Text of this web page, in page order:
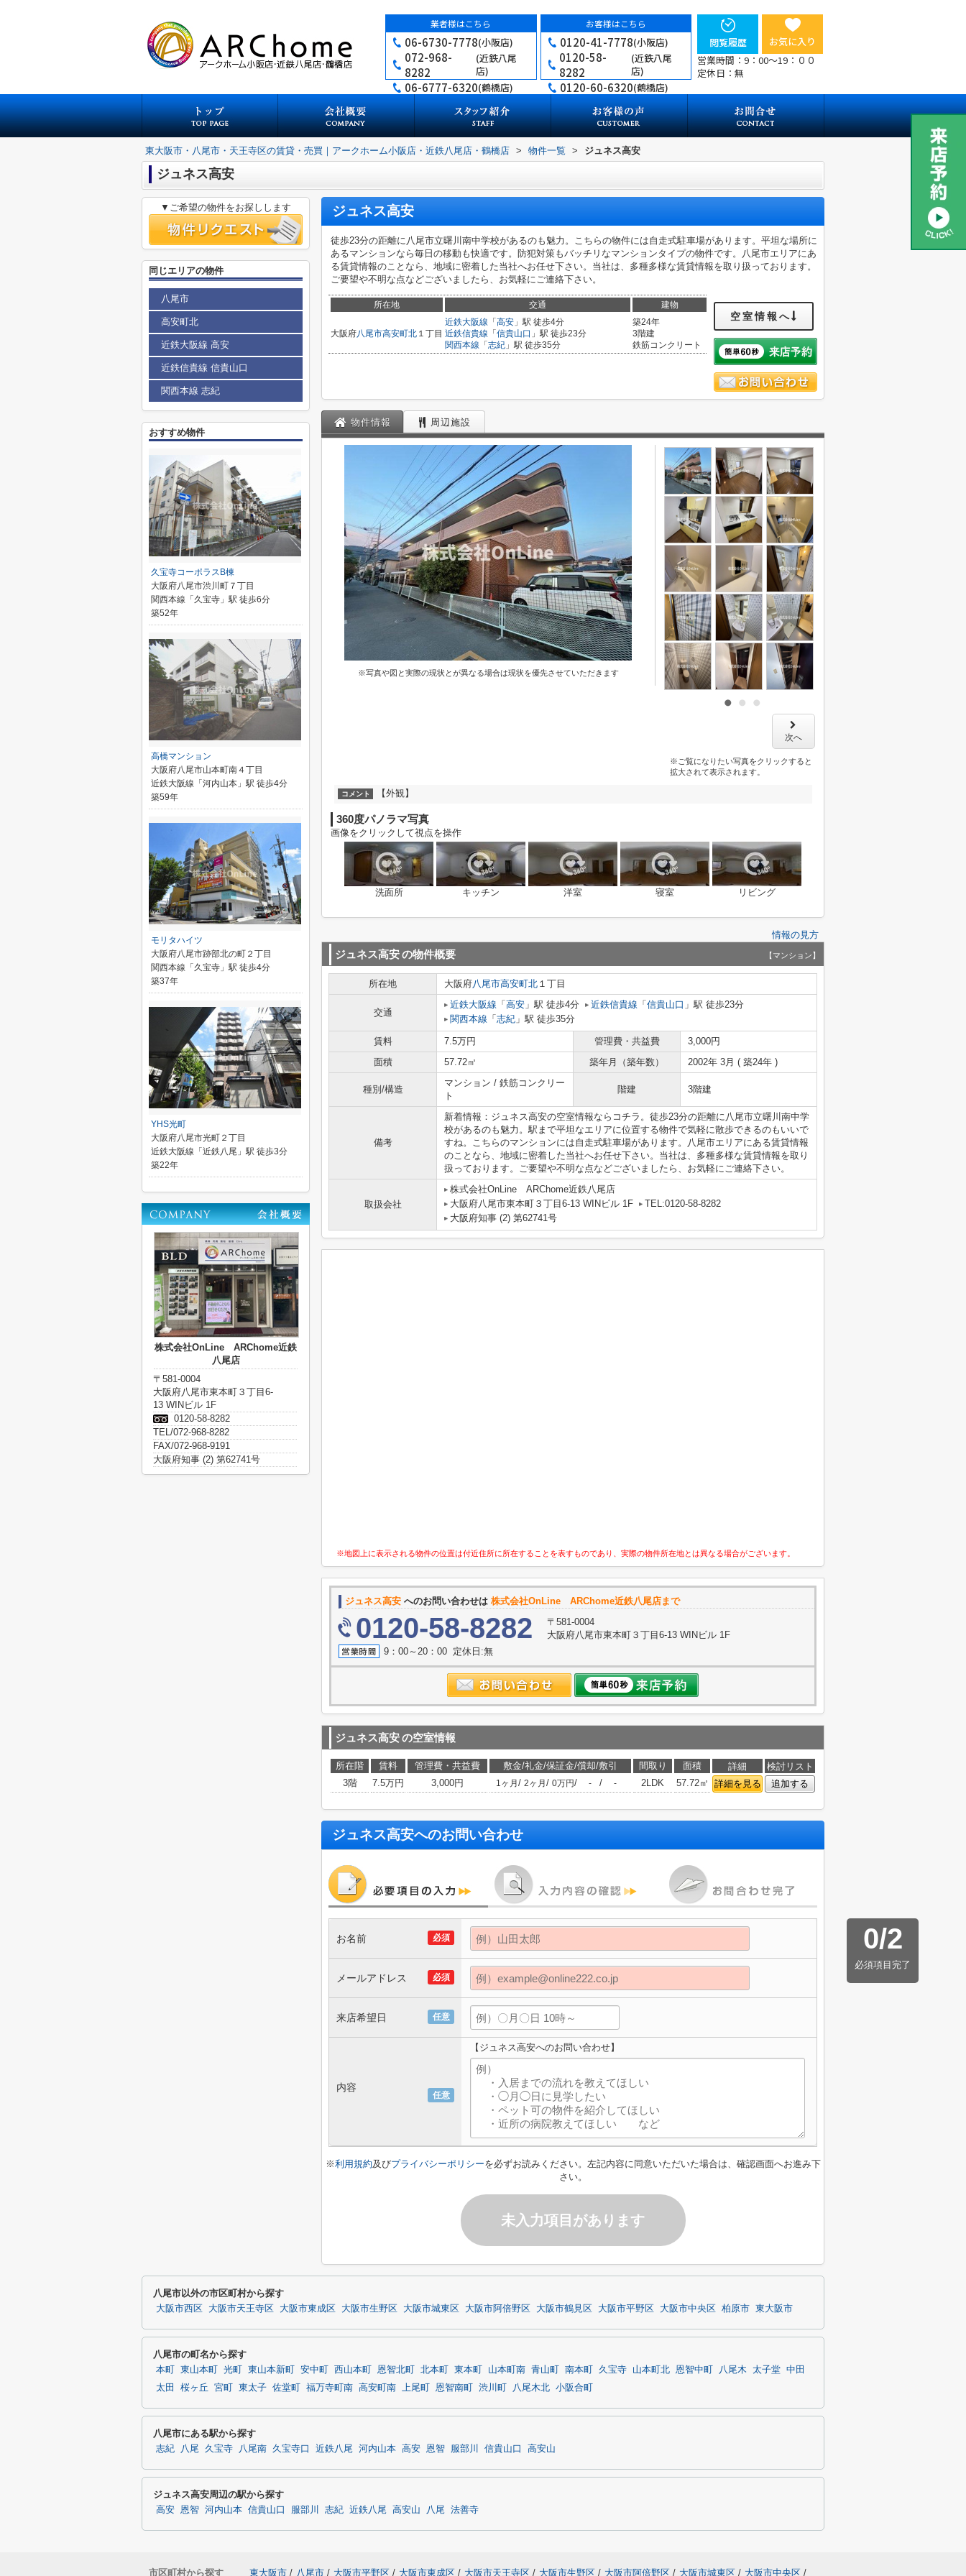
業者様はこちら
06-6730-7778(小阪店)
072-968-
8282
(近鉄八尾
店)
06-6777-6320(鶴橋店)
お客様はこちら
0120-41-7778(小阪店)
0120-58-
8282
(近鉄八尾
店)
0120-60-6320(鶴橋店)
閲覧履歴
お気に入り
営業時間：9：00～19：００
定休日：無
東大阪市・八尾市・天王寺区の賃貸・売買｜アークホーム小阪店・近鉄八尾店・鶴橋店 > 物件一覧 > ジュネス高安
ジュネス高安
ジュネス高安
徒歩23分の距離に八尾市立曙川南中学校があるのも魅力。こちらの物件には自走式駐車場があります。平坦な場所に
あるマンションなら毎日の移動も快適です。防犯対策もバッチリなマンションタイプの物件です。八尾市エリアにあ
る賃貸情報のことなら、地域に密着した当社へお任せ下さい。当社は、多種多様な賃貸情報を取り扱っております。
ご要望や不明な点などございましたら、お気軽にご連絡下さい。
所在地 交通 建物
大阪府八尾市高安町北 １丁目
近鉄大阪線 「 高安 」駅 徒歩4分
近鉄信貴線 「 信貴山口 」駅 徒歩23分
関西本線 「 志紀 」駅 徒歩35分
築24年
3階建
鉄筋コンクリート
空室情報へ
物件情報 周辺施設
※写真や図と実際の現状とが異なる場合は現状を優先させていただきます
次へ
※ご覧になりたい写真をクリックすると
拡大されて表示されます。
コメント 【外観】
360度パノラマ写真
画像をクリックして視点を操作
洗面所 キッチン 洋室 寝室 リビング
情報の見方
ジュネス高安の物件概要 【マンション】
所在地 大阪府八尾市高安町北 １丁目
交通
近鉄大阪線 「 高安 」駅 徒歩4分 近鉄信貴線 「 信貴山口 」駅 徒歩23分
関西本線 「 志紀 」駅 徒歩35分
賃料 7.5万円 管理費・共益費
3,000円
面積
57.72㎡ 築年月（築年数） 2002年 3月 ( 築24年 )
種別/構造
マンション / 鉄筋コンクリー
ト
階建 3階建
備考
新着情報：ジュネス高安の空室情報ならコチラ。徒歩23分の距離に八尾市立曙川南中学
校があるのも魅力。駅まで平坦なエリアに位置する物件で気軽に散歩できるのもいいで
すね。こちらのマンションには自走式駐車場があります。八尾市エリアにある賃貸情報
のことなら、地域に密着した当社へお任せ下さい。当社は、多種多様な賃貸情報を取り
扱っております。ご要望や不明な点などございましたら、お気軽にご連絡下さい。
取扱会社
株式会社OnLine ARChome近鉄八尾店
大阪府八尾市東本町３丁目6-13 WINビル 1F
TEL:0120-58-8282
大阪府知事 (2) 第62741号
※地図上に表示される物件の位置は付近住所に所在することを表すものであり、実際の物件所在地とは異なる場合がございます。
ジュネス高安 へのお問い合わせは 株式会社OnLine ARChome近鉄八尾店まで
0120-58-8282
〒581-0004
大阪府八尾市東本町３丁目6-13 WINビル 1F
9：00～20：00 定休日:無
ジュネス高安の空室情報
所在階 賃料 管理費・共益費 敷金/礼金/保証金/償却/敷引 間取り 面積 詳細
検討リスト
3階
7.5万円 3,000円 1ヶ月 / 2ヶ月 / 0万円/ - / - 2LDK 57.72㎡ 詳細を見る 追加する
ジュネス高安へのお問い合わせ
0/2
必須項目完了
必須
お名前
必須
メールアドレス
任意
来店希望日
任意
内容
【ジュネス高安へのお問い合わせ】
※利用規約及びプライバシーポリシーを必ずお読みください。左記内容に同意いただいた場合は、確認画面へお進み下
さい。
未入力項目があります
▼ご希望の物件をお探しします
同じエリアの物件
八尾市
高安町北
近鉄大阪線 高安
近鉄信貴線 信貴山口
関西本線 志紀
おすすめ物件
久宝寺コーポラスB棟
大阪府八尾市渋川町７丁目
関西本線「久宝寺」駅 徒歩6分
築52年
高橋マンション
大阪府八尾市山本町南４丁目
近鉄大阪線「河内山本」駅 徒歩4分
築59年
モリタハイツ
大阪府八尾市跡部北の町２丁目
関西本線「久宝寺」駅 徒歩4分
築37年
YHS光町
大阪府八尾市光町２丁目
近鉄大阪線「近鉄八尾」駅 徒歩3分
築22年
株式会社OnLine ARChome近鉄
八尾店
〒581-0004
大阪府八尾市東本町３丁目6-
13 WINビル 1F
0120-58-8282
TEL/072-968-8282
FAX/072-968-9191
大阪府知事 (2) 第62741号
八尾市以外の市区町村から探す
大阪市西区 大阪市天王寺区 大阪市東成区 大阪市生野区 大阪市城東区 大阪市阿倍野区 大阪市鶴見区 大阪市平野区 大阪市中央区 柏原市 東大阪市
八尾市の町名から探す
本町 東山本町 光町 東山本新町 安中町 西山本町 恩智北町 北本町 東本町 山本町南 青山町 南本町 久宝寺 山本町北 恩智中町 八尾木 太子堂 中田
太田
桜ヶ丘 宮町 東太子 佐堂町 福万寺町南 高安町南 上尾町 恩智南町 渋川町 八尾木北 小阪合町
八尾市にある駅から探す
志紀 八尾 久宝寺 八尾南 久宝寺口 近鉄八尾 河内山本 高安 恩智 服部川 信貴山口 高安山
ジュネス高安周辺の駅から探す
高安 恩智 河内山本 信貴山口 服部川 志紀 近鉄八尾 高安山 八尾 法善寺
市区町村から探す 東大阪市 / 八尾市 / 大阪市平野区 / 大阪市東成区 / 大阪市天王寺区 / 大阪市生野区 / 大阪市阿倍野区 / 大阪市城東区 / 大阪市中央区 /